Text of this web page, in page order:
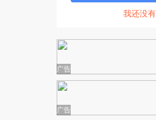
我还没
广告
广告